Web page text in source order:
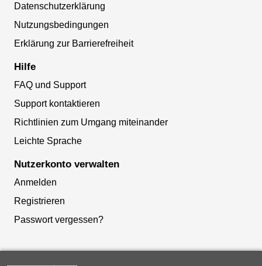
Datenschutzerklärung
Nutzungsbedingungen
Erklärung zur Barrierefreiheit
Hilfe
FAQ und Support
Support kontaktieren
Richtlinien zum Umgang miteinander
Leichte Sprache
Nutzerkonto verwalten
Anmelden
Registrieren
Passwort vergessen?